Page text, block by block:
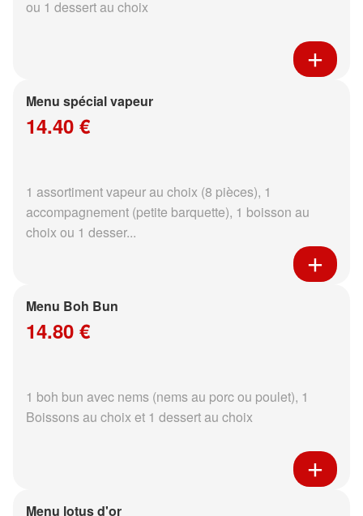
ou 1 dessert au choix
Menu spécial vapeur
14.40 €
1 assortiment vapeur au choix (8 pièces), 1
accompagnement (petite barquette), 1 boisson au
choix ou 1 desser...
Menu Boh Bun
14.80 €
1 boh bun avec nems (nems au porc ou poulet), 1
Boissons au choix et 1 dessert au choix
Menu lotus d'or